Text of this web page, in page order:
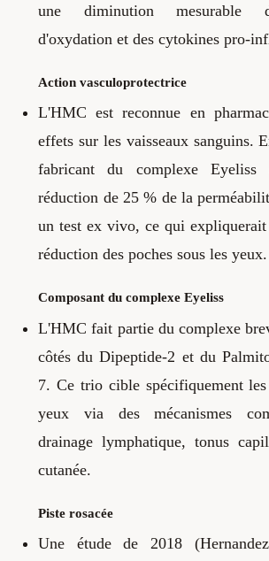
une diminution mesurable
d'oxydation et des cytokines pro-
Action vasculoprotectrice
L'HMC est reconnue en
effets sur les vaisseaux sanguins.
fabricant du complexe Eyeliss
réduction de 25 % de la
un test ex vivo, ce qui
réduction des poches sous les yeux.
Composant du complexe Eyeliss
L'HMC fait partie du complexe
côtés du Dipeptide-2 et du
7. Ce trio cible spécifiquement les
yeux via des mécanismes
drainage lymphatique, tonus
cutanée.
Piste rosacée
Une étude de 2018